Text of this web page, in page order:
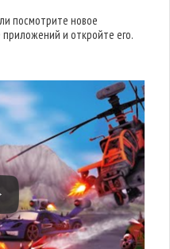
посмотрите новое
и откройте его.